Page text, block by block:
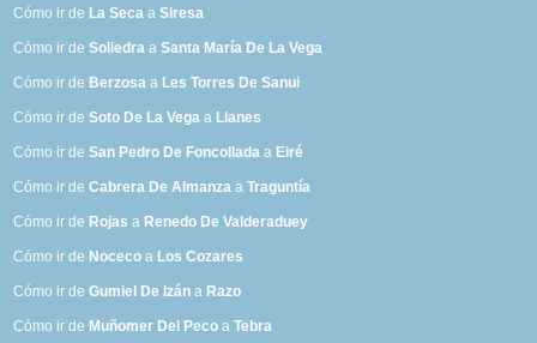
Cómo ir de La Seca aSiresa
Cómo ir deSoliedra aSanta María De La Vega
Cómo ir de Berzosa a Les Torres De Sanui
Cómo ir deSoto De La Vega a Llanes
Cómo ir deSan Pedro De Foncollada a Eiré
Cómo ir deCabrera De Almanza aTraguntía
Cómo ir de Rojas a Renedo De Valderaduey
Cómo ir de Noceco a Los Cozares
Cómo ir deGumiel De Izán a Razo
Cómo ir de Muñomer Del Peco aTebra